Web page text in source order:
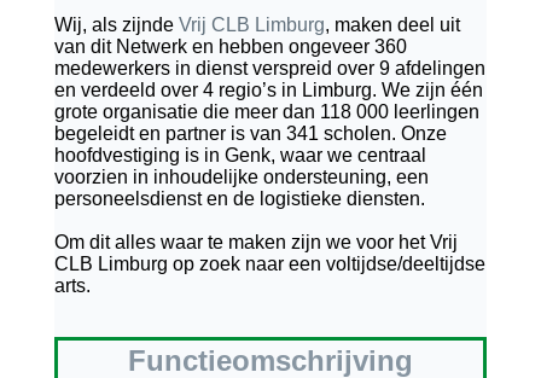
Wij, als zijnde Vrij CLB Limburg, maken deel uit
van dit Netwerk en hebben ongeveer 360
medewerkers in dienst verspreid over 9 afdelingen
en verdeeld over 4 regio’s in Limburg. We zijn één
grote organisatie die meer dan 118 000 leerlingen
begeleidt en partner is van 341 scholen. Onze
hoofdvestiging is in Genk, waar we centraal
voorzien in inhoudelijke ondersteuning, een
personeelsdienst en de logistieke diensten.
Om dit alles waar te maken zijn we voor het Vrij
CLB Limburg op zoek naar een voltijdse/deeltijdse
arts.
Functieomschrijving